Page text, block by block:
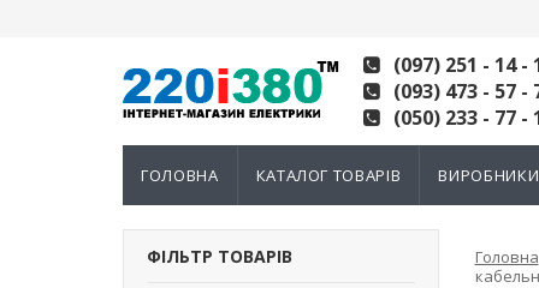
(097) 251 - 14 -
(093) 473 - 57 -
(050) 233 - 77 -
ГОЛОВНА КАТАЛОГ ТОВАРІВ ВИРОБНИКИ
ФІЛЬТР ТОВАРІВ Головна